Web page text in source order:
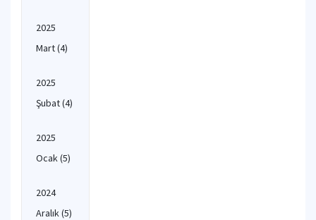
2025
Mart(4)
2025
Şubat(4)
2025
Ocak(5)
2024
Aralık(5)